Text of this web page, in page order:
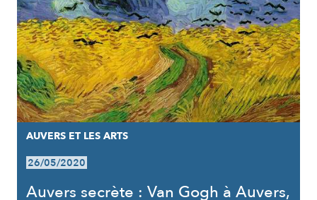
AUVERS ET LES ARTS
26/05/2020
Auvers secrète : Van Gogh à Auvers,